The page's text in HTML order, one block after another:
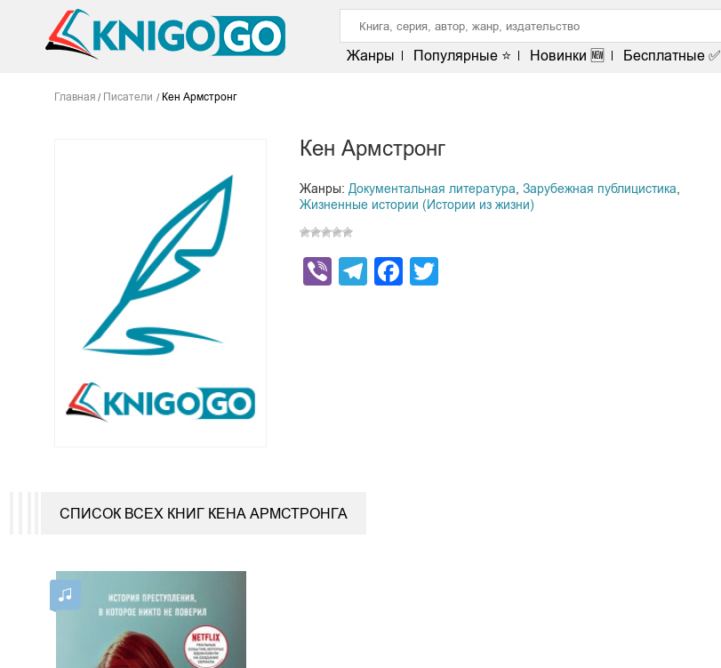
Жанры Популярные ⭐ Новинки 🆕 Бесплатные ✅
Главная Писатели Кен Армстронг
Кен Армстронг
Жанры: Документальная литература Зарубежная публицистика
Жизненные истории (Истории из жизни)
ViberTelegram
Facebook
СПИСОК ВСЕХ КНИГ КЕНА АРМСТРОНГА